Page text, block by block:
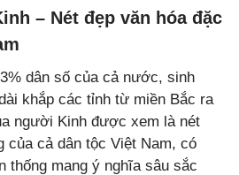
– Nét đẹp văn hóa đặc
dân số của cả nước, sinh
khắp các tỉnh từ miền Bắc ra
người Kinh được xem là nét
của cả dân tộc Việt Nam, có
thống mang ý nghĩa sâu sắc